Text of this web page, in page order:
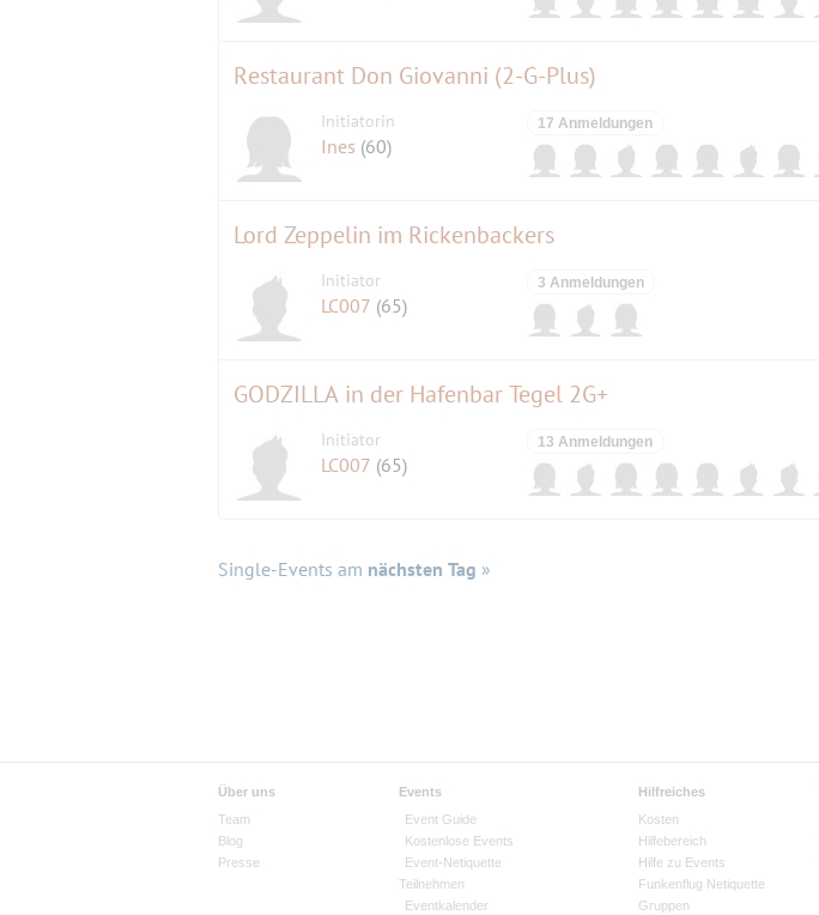
Restaurant Don Giovanni (2-G-Plus)
Initiatorin
Ines (60)
17 Anmeldungen
Lord Zeppelin im Rickenbackers
Initiator
LC007 (65)
3 Anmeldungen
GODZILLA in der Hafenbar Tegel 2G+
Initiator
LC007 (65)
13 Anmeldungen
Single-Events am nächsten Tag »
Über uns
Team
Blog
Presse
Events
Event Guide
Kostenlose Events
Event-Netiquette
Teilnehmen
Eventkalender
Hilfreiches
Kosten
Hilfebereich
Hilfe zu Events
Funkenflug Netiquette
Gruppen